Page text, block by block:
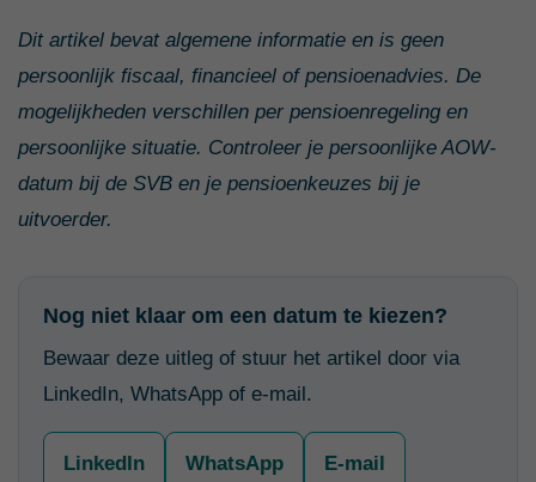
Dit artikel bevat algemene informatie en is geen
persoonlijk fiscaal, financieel of pensioenadvies. De
mogelijkheden verschillen per pensioenregeling en
persoonlijke situatie. Controleer je persoonlijke AOW-
datum bij de SVB en je pensioenkeuzes bij je
uitvoerder.
Nog niet klaar om een datum te kiezen?
Bewaar deze uitleg of stuur het artikel door via
LinkedIn, WhatsApp of e-mail.
LinkedIn WhatsApp E-mail